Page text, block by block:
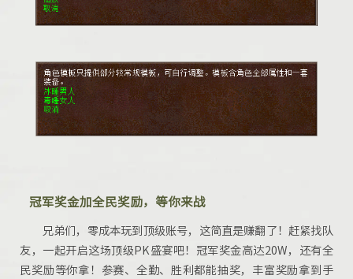
冠军奖金加全民奖励，等你来战
兄弟们， 零成本玩到顶级账号，这简直是赚翻了！赶紧找队
友，一起开启这场顶级PK盛宴吧！冠军奖金高达20W， 还有全
民奖励等你拿！参赛、全勤、胜利都能抽奖，丰富奖励拿到手